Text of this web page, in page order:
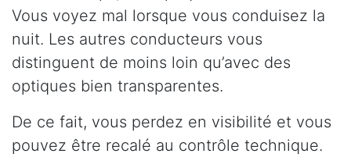
Vous voyez mal lorsque vous conduisez la
nuit. Les autres conducteurs vous
distinguent de moins loin qu’avec des
optiques bien transparentes.
De ce fait, vous perdez en visibilité et vous
pouvez être recalé au contrôle technique.